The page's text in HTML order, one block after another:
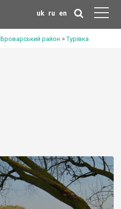
uk ru en
Броварський район >Турівка